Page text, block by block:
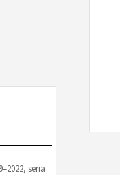
seria